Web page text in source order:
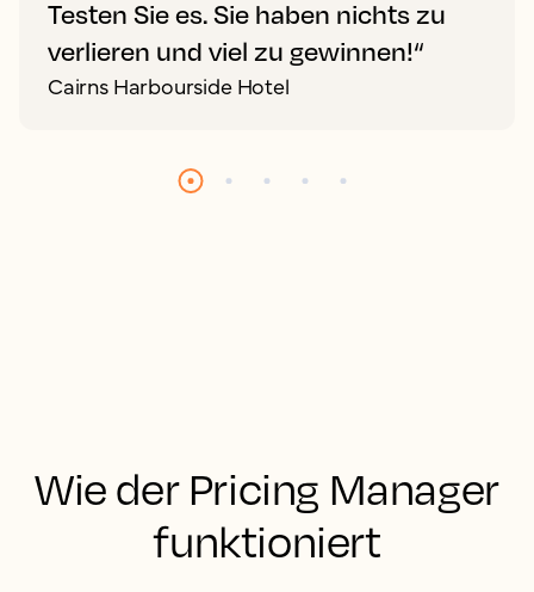
Testen Sie es. Sie haben nichts zu
verlieren und viel zu gewinnen!“
Cairns Harbourside Hotel
Wie der Pricing Manager
funktioniert